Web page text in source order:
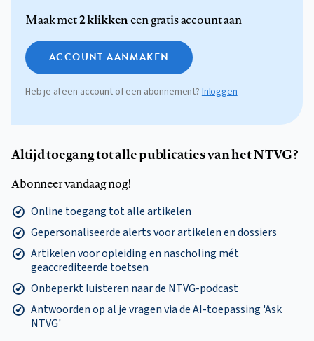
Maak met2 klikkeneen gratis account aan
ACCOUNT AANMAKEN
Heb je al een account of een abonnement?Inloggen
Altijd toegang tot alle publicaties van het NTVG?
Abonneer vandaag nog!
Online toegang tot alle artikelen
Gepersonaliseerde alerts voor artikelen en dossiers
Artikelen voor opleiding en nascholing mét
geaccrediteerde toetsen
Onbeperkt luisteren naar de NTVG-podcast
Antwoorden op al je vragen via de AI-toepassing 'Ask
NTVG'